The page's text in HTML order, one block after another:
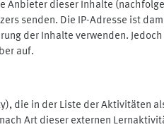
Anbieter dieser Inhalte
senden. Die IP-Adresse ist
der Inhalte verwenden.
auf.
die in der Liste der Aktivitäten
Art dieser externen